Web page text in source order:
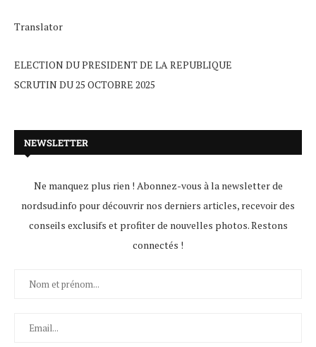
Translator
ELECTION DU PRESIDENT DE LA REPUBLIQUE
SCRUTIN DU 25 OCTOBRE 2025
NEWSLETTER
Ne manquez plus rien ! Abonnez-vous à la newsletter de
nordsud.info pour découvrir nos derniers articles, recevoir des
conseils exclusifs et profiter de nouvelles photos. Restons
connectés !